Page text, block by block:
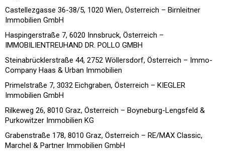
Castellezgasse 36-38/5, 1020 Wien, Österreich – Birnleitner
Immobilien GmbH
Haspingerstraße 7, 6020 Innsbruck, Österreich –
IMMOBILIENTREUHAND DR. POLLO GMBH
Steinabrücklerstraße 44, 2752 Wöllersdorf, Österreich – Immo-
Company Haas & Urban Immobilien
Primelstraße 7, 3032 Eichgraben, Österreich – KIEGLER
Immobilien GmbH
Rilkeweg 26, 8010 Graz, Österreich – Boyneburg-Lengsfeld &
Purkowitzer Immobilien KG
Grabenstraße 178, 8010 Graz, Österreich – RE/MAX Classic,
Marchel & Partner Immobilien GmbH